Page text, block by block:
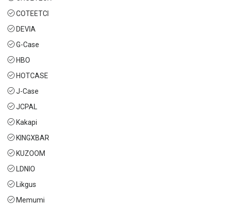
COTEETCI
DEVIA
G-Case
HBO
HOTCASE
J-Case
JCPAL
Kakapi
KINGXBAR
KUZOOM
LDNIO
Likgus
Memumi